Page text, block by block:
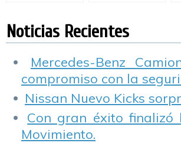
Noticias Recientes
Mercedes-Benz
compromiso con la
Nissan Nuevo Kicks
Con gran éxito finalizó
Movimiento.